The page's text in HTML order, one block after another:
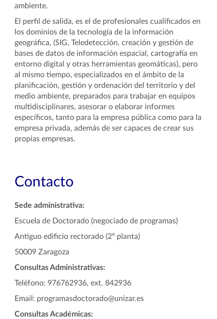
ambiente.
El perfil de salida, es el de profesionales cualificados en
los dominios de la tecnología de la información
geográfica, (SIG, Teledetección, creación y gestión de
bases de datos de información espacial, cartografía en
entorno digital y otras herramientas geomáticas), pero
al mismo tiempo, especializados en el ámbito de la
planificación, gestión y ordenación del territorio y del
medio ambiente, preparados para trabajar en equipos
multidisciplinares, asesorar o elaborar informes
específicos, tanto para la empresa pública como para la
empresa privada, además de ser capaces de crear sus
propias empresas.
Contacto
Sede administrativa:
Escuela de Doctorado (negociado de programas)
Antiguo edificio rectorado (2º planta)
50009 Zaragoza
Consultas Administrativas:
Teléfono: 976762936, ext. 842936
Email: programasdoctorado@unizar.es
Consultas Académicas: